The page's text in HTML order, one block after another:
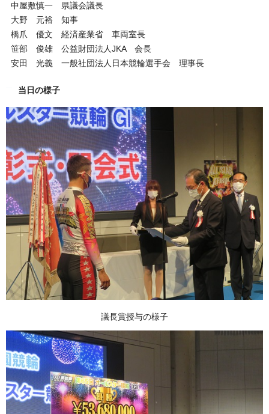
中屋敷慎一 県議会議長
大野 元裕 知事
橋爪 優文 経済産業省 車両室長
笹部 俊雄 公益財団法人JKA 会長
安田 光義 一般社団法人日本競輪選手会 理事長
当日の様子
議長賞授与の様子